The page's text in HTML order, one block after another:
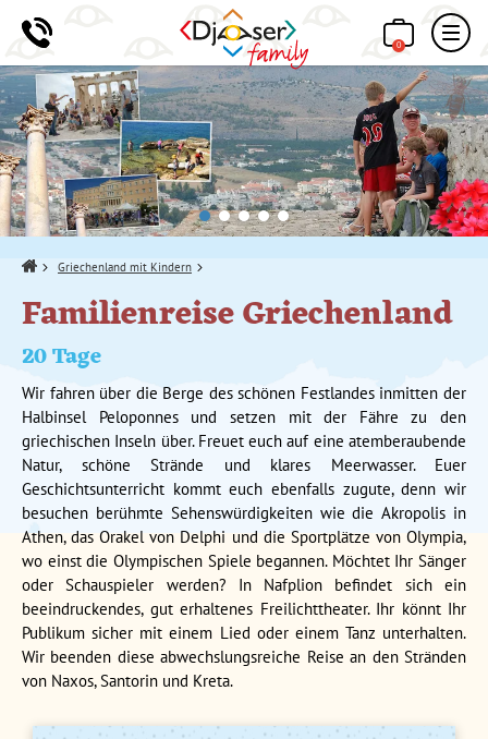
0
Home Griechenland mit Kindern
Familienreise Griechenland
20 Tage
Wir fahren über die Berge des schönen Festlandes inmitten der
Halbinsel Peloponnes und setzen mit der Fähre zu den
griechischen Inseln über. Freuet euch auf eine atemberaubende
Natur, schöne Strände und klares Meerwasser. Euer
Geschichtsunterricht kommt euch ebenfalls zugute, denn wir
besuchen berühmte Sehenswürdigkeiten wie die Akropolis in
Athen, das Orakel von Delphi und die Sportplätze von Olympia,
wo einst die Olympischen Spiele begannen. Möchtet Ihr Sänger
oder Schauspieler werden? In Nafplion befindet sich ein
beeindruckendes, gut erhaltenes Freilichttheater. Ihr könnt Ihr
Publikum sicher mit einem Lied oder einem Tanz unterhalten.
Wir beenden diese abwechslungsreiche Reise an den Stränden
von Naxos, Santorin und Kreta.